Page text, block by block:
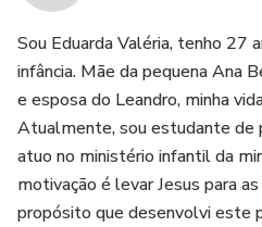
Sou Eduarda Valéria, tenho 27
infância. Mãe da pequena Ana
e esposa do Leandro, minha
Atualmente, sou estudante de
atuo no ministério infantil da
motivação é levar Jesus para
propósito que desenvolvi este